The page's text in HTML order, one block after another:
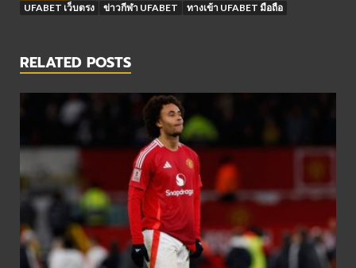
UFABET เว็บตรง
ข่าวกีฬา UFABET ทางเข้า UFABET มือถือ
RELATED POSTS